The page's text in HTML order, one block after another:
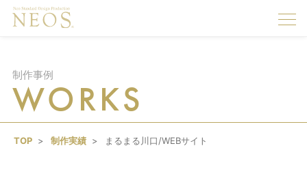
制作事例
WORKS
TOP 制作実績 まるまる川口/WEBサイト